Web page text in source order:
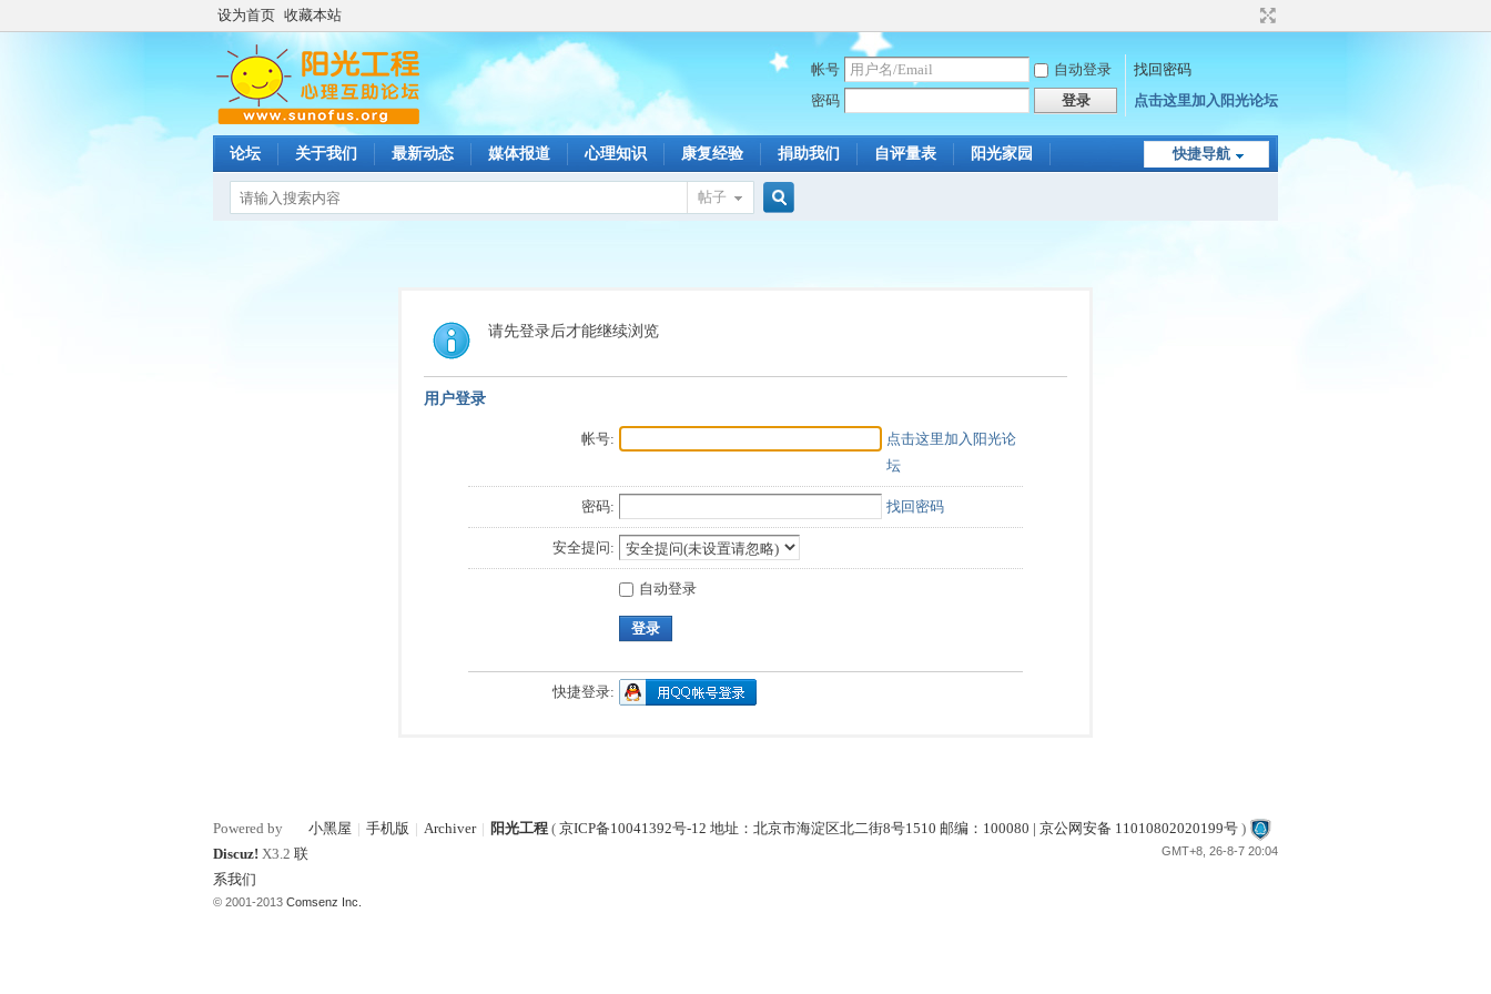
设为首页 收藏本站
帐号 自动登录
找回密码
密码
登录 点击这里加入阳光论坛
快捷导航
论坛 关于我们 最新动态 媒体报道 心理知识 康复经验 捐助我们 自评量表 阳光家园
帖子
请先登录后才能继续浏览
用户登录
帐号:
点击这里加入阳光论
坛
密码: 找回密码
安全提问:
自动登录
登录
快捷登录:
小黑屋 | 手机版 | Archiver | 阳光工程 ( 京ICP备10041392号-12 地址：北京市海淀区北二街8号1510 邮编：100080 | 京公网安备 11010802020199号 )
GMT+8, 26-8-7 20:04
Powered by
Discuz! X3.2 联
系我们
© 2001-2013 Comsenz Inc.